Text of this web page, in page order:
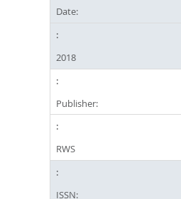
Date:
2018
Publisher:
RWS
ISSN: